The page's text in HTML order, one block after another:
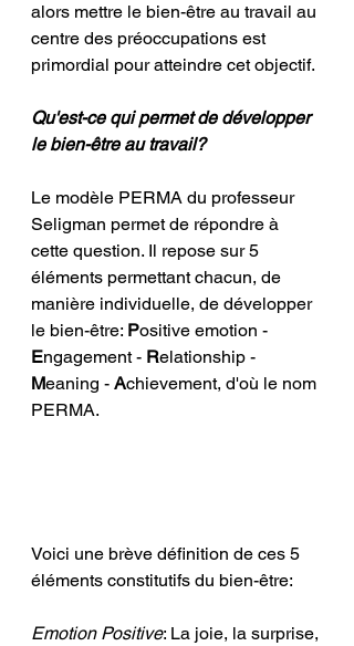
alors mettre le bien-être au travail au
centre des préoccupations est
primordial pour atteindre cet objectif.
Qu'est-ce qui permet de développer
le bien-être au travail?
Le modèle PERMA du professeur
Seligman permet de répondre à
cette question. Il repose sur 5
éléments permettant chacun, de
manière individuelle, de développer
le bien-être: Positive emotion -
Engagement - Relationship -
Meaning - Achievement, d'où le nom
PERMA.
Voici une brève définition de ces 5
éléments constitutifs du bien-être:
Emotion Positive: La joie, la surprise,